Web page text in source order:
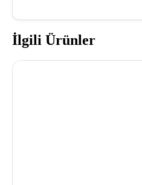
İlgili Ürünler